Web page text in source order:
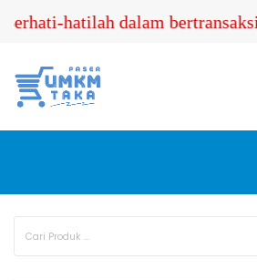
hatilah dalam bertransaksi